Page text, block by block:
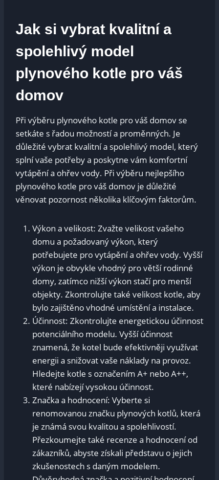
Jak si vybrat kvalitní a
spolehlivý model
plynového kotle pro váš
domov
Při výběru plynového kotle pro váš domov se
setkáte s řadou možností a proměnných. Je
důležité vybrat kvalitní a spolehlivý model, který
splní vaše potřeby a poskytne vám komfortní
vytápění a ohřev vody. Při výběru nejlepšího
plynového kotle pro váš domov je důležité
věnovat pozornost několika klíčovým faktorům.
Výkon a velikost: Zvažte velikost vašeho
domu a požadovaný výkon, který
potřebujete pro vytápění a ohřev vody. Vyšší
výkon je obvykle vhodný pro větší rodinné
domy, zatímco nižší výkon stačí pro menší
objekty. Zkontrolujte také velikost kotle, aby
bylo zajištěno vhodné umístění a instalace.
Účinnost: Zkontrolujte energetickou účinnost
potenciálního modelu. Vyšší účinnost
znamená, že kotel bude efektivněji využívat
energii a snižovat vaše náklady na provoz.
Hledejte kotle s označením A+ nebo A++,
které nabízejí vysokou účinnost.
Značka a hodnocení: Vyberte si
renomovanou značku plynových kotlů, která
je známá svou kvalitou a spolehlivostí.
Přezkoumejte také recenze a hodnocení od
zákazníků, abyste získali představu o jejich
zkušenostech s daným modelem.